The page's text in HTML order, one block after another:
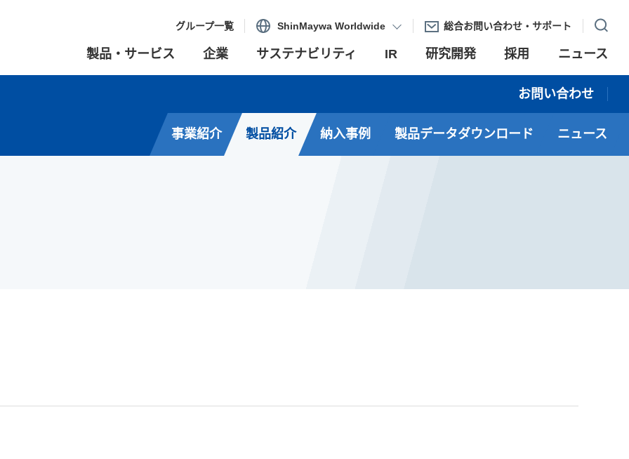
製品・サービス 企業 サステナビリティ IR 研究開発 採用 ニュース
グループ一覧 ShinMaywa Worldwide 総合お問い合わせ・サポート
お問い合わせ
事業紹介 製品紹介 納入事例 製品データダウンロード ニュース